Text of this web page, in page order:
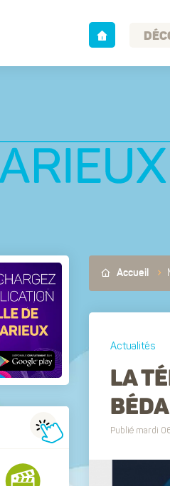
Accueil
Actualités
LA
Publié mardi